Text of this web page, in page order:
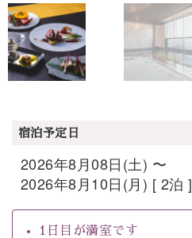
宿泊予定日
2026年8月08日(土) 〜
2026年8月10日(月) [ 2泊 ]
1日目が満室です